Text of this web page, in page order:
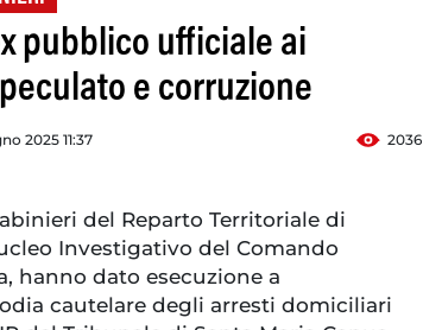
pubblico ufficiale ai
e corruzione
2025 11:37 2036
del Reparto Territoriale di
Investigativo del Comando
hanno dato esecuzione a
cautelare degli arresti domiciliari